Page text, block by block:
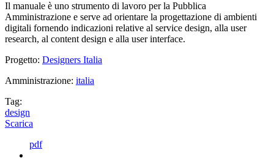
Il manuale è uno strumento di lavoro per la Pubblica
Amministrazione e serve ad orientare la progettazione di ambienti
digitali fornendo indicazioni relative al service design, alla user
research, al content design e alla user interface.
Progetto: Designers Italia
Amministrazione: italia
Tag:
design
Scarica
pdf